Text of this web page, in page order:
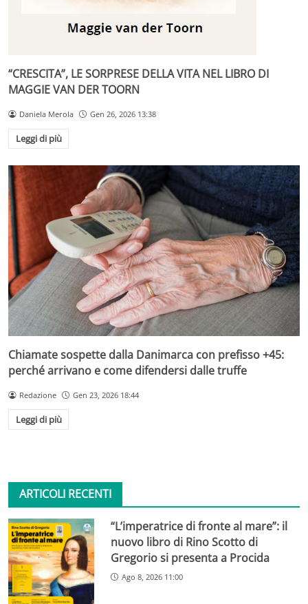
“CRESCITA”, LE SORPRESE DELLA VITA NEL LIBRO DI
MAGGIE VAN DER TOORN
Daniela Merola Gen 26, 2026 13:38
Leggi di più
Chiamate sospette dalla Danimarca con prefisso +45:
perché arrivano e come difendersi dalle truffe
Redazione Gen 23, 2026 18:44
Leggi di più
ARTICOLI RECENTI
“L’imperatrice di fronte al mare”: il
nuovo libro di Rino Scotto di
Gregorio si presenta a Procida
Ago 8, 2026 11:00